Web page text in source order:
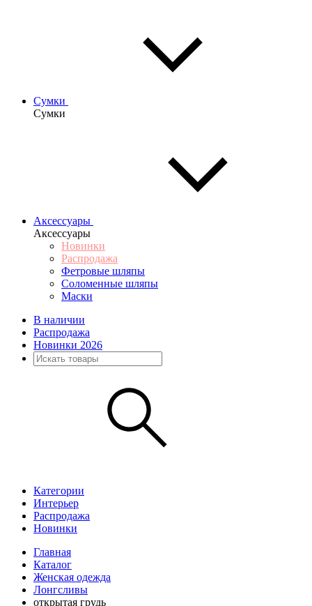
Сумки
Сумки
Аксессуары
Аксессуары
Новинки
Распродажа
Фетровые шляпы
Соломенные шляпы
Маски
В наличии
Распродажа
Новинки 2026
Категории
Интерьер
Распродажа
Новинки
Главная
Каталог
Женская одежда
Лонгсливы
открытая грудь